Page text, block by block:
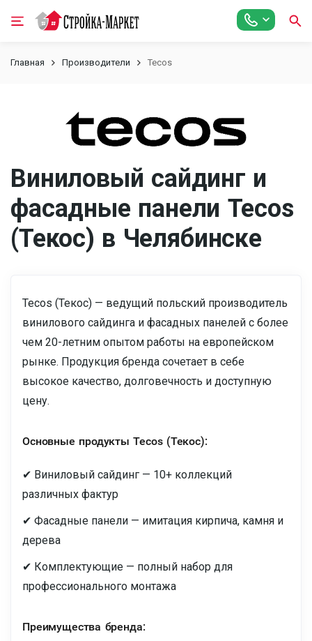
Главная Производители Tecos
Виниловый сайдинг и
фасадные панели Tecos
(Текос) в Челябинске
Tecos (Текос) — ведущий польский производитель
винилового сайдинга и фасадных панелей с более
чем 20-летним опытом работы на европейском
рынке. Продукция бренда сочетает в себе
высокое качество, долговечность и доступную
цену.
Основные продукты Tecos (Текос):
✔ Виниловый сайдинг — 10+ коллекций
различных фактур
✔ Фасадные панели — имитация кирпича, камня и
дерева
✔ Комплектующие — полный набор для
профессионального монтажа
Преимущества бренда: